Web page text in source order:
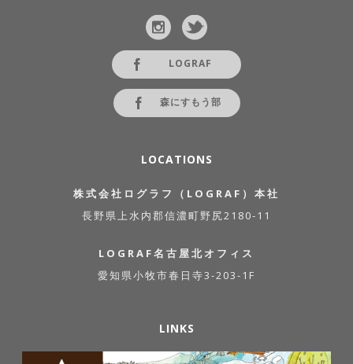
LOGRAF
森にすもう部
LOCATIONS
株式会社ログラフ（LOGRAF）本社
長野県上水内郡信濃町野尻2180-11
LOGRAF名古屋北オフィス
愛知県小牧市春日寺3-203-1F
LINKS